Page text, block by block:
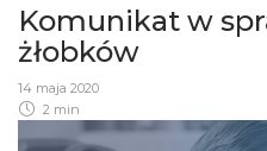
Komunikat w
żłobków
14 maja 2020
2 min